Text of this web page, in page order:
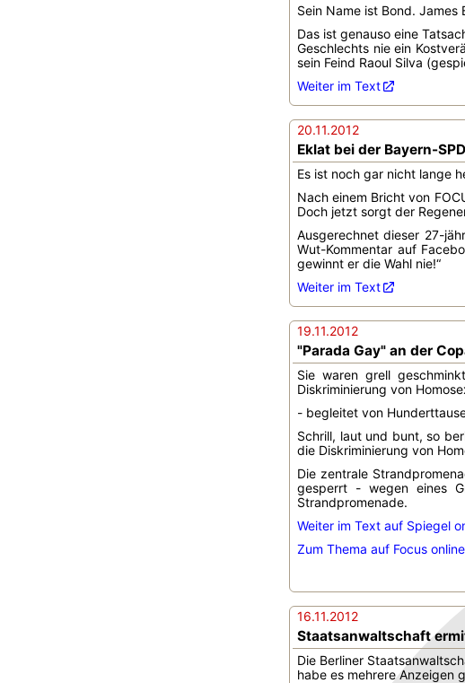
Sein Name ist Bond. James
Das ist genauso eine
Geschlechts nie ein
sein Feind Raoul Silva
Weiter im Text
20.11.2012
Eklat bei der Bayern-
Es ist noch gar nicht lange
Nach einem Bricht von
Doch jetzt sorgt der
Ausgerechnet dieser 27-
Wut-Kommentar auf
gewinnt er die Wahl nie!“
Weiter im Text
19.11.2012
"Parada Gay" an der
Sie waren grell
Diskriminierung von
- begleitet von
Schrill, laut und bunt, so
die Diskriminierung von
Die zentrale
gesperrt - wegen eines
Strandpromenade.
Weiter im Text auf Spiegel
Zum Thema auf Focus online
16.11.2012
Staatsanwaltschaft
Die Berliner
habe es mehrere Anzeigen